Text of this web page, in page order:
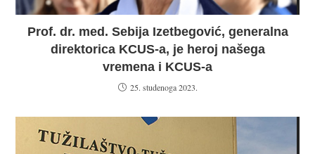
Prof. dr. med. Sebija Izetbegović, generalna
direktorica KCUS-a, je heroj našega
vremena i KCUS-a
25. studenoga 2023.